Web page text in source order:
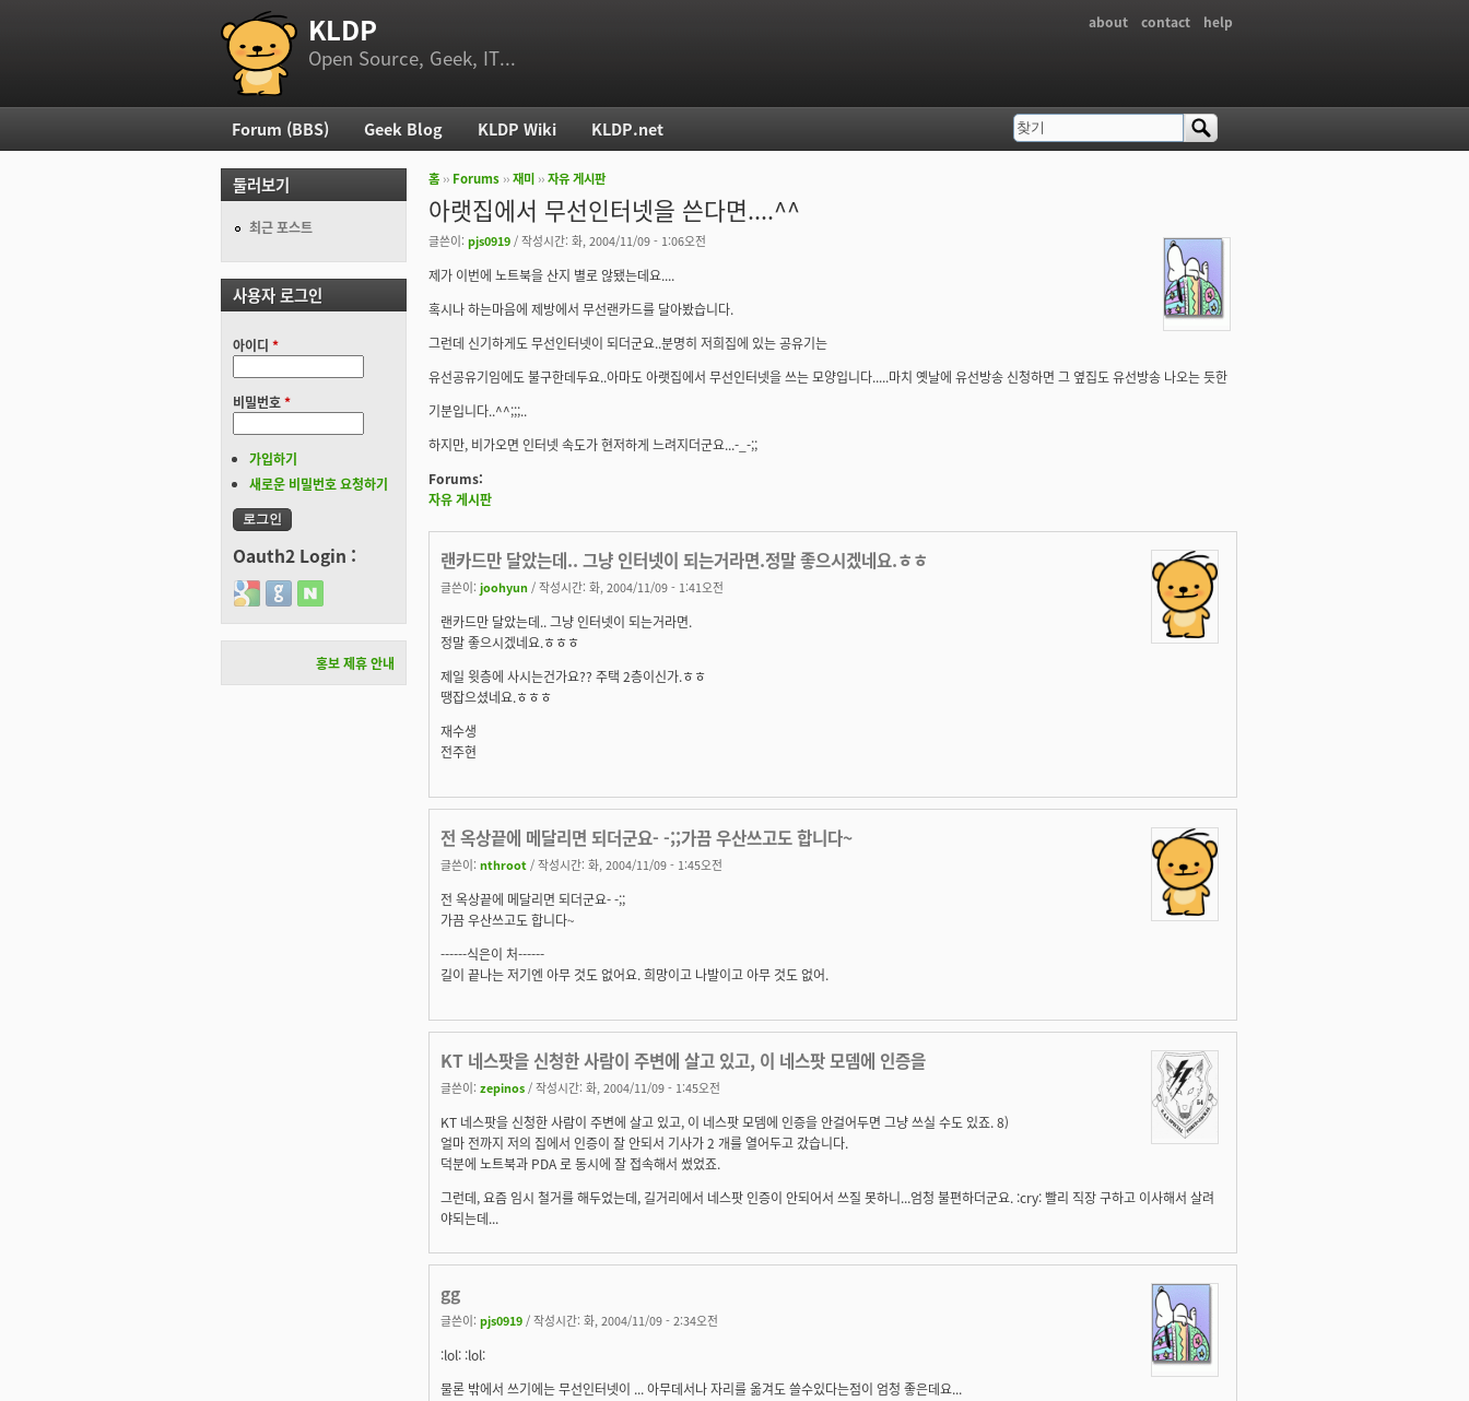
부 메뉴
about contact help
KLDP
Open Source, Geek, IT...
현재 위치
홈 ›› Forums ››재미 ››자유 게시판
아랫집에서 무선인터넷을 쓴다면....^^
글쓴이: pjs0919 / 작성시간: 화, 2004/11/09 - 1:06오전
제가 이번에 노트북을 산지 별로 않됐는데요....
혹시나 하는마음에 제방에서 무선랜카드를 달아봤습니다.
그런데 신기하게도 무선인터넷이 되더군요..분명히 저희집에 있는 공유기는
유선공유기임에도 불구한데두요..아마도 아랫집에서 무선인터넷을 쓰는 모양입니다.....마치 옛날에 유선방송 신청하면 그 옆집도 유선방송 나오는 듯한
기분입니다..^^;;;..
하지만, 비가오면 인터넷 속도가 현저하게 느려지더군요...-_-;;
Forums:
자유 게시판
랜카드만 달았는데.. 그냥 인터넷이 되는거라면.정말 좋으시겠네요.ㅎㅎ
글쓴이: joohyun / 작성시간: 화, 2004/11/09 - 1:41오전
랜카드만 달았는데.. 그냥 인터넷이 되는거라면.
정말 좋으시겠네요.ㅎㅎㅎ
제일 윗층에 사시는건가요?? 주택 2층이신가.ㅎㅎ
땡잡으셨네요.ㅎㅎㅎ
재수생
전주현
전 옥상끝에 메달리면 되더군요- -;;가끔 우산쓰고도 합니다~
글쓴이: nthroot / 작성시간: 화, 2004/11/09 - 1:45오전
전 옥상끝에 메달리면 되더군요- -;;
가끔 우산쓰고도 합니다~
------식은이 처------
길이 끝나는 저기엔 아무 것도 없어요. 희망이고 나발이고 아무 것도 없어.
KT 네스팟을 신청한 사람이 주변에 살고 있고, 이 네스팟 모뎀에 인증을
글쓴이: zepinos / 작성시간: 화, 2004/11/09 - 1:45오전
KT 네스팟을 신청한 사람이 주변에 살고 있고, 이 네스팟 모뎀에 인증을 안걸어두면 그냥 쓰실 수도 있죠. 8)
얼마 전까지 저의 집에서 인증이 잘 안되서 기사가 2 개를 열어두고 갔습니다.
덕분에 노트북과 PDA 로 동시에 잘 접속해서 썼었죠.
그런데, 요즘 임시 철거를 해두었는데, 길거리에서 네스팟 인증이 안되어서 쓰질 못하니...엄청 불편하더군요. :cry: 빨리 직장 구하고 이사해서 살려
야되는데...
gg
글쓴이: pjs0919 / 작성시간: 화, 2004/11/09 - 2:34오전
:lol: :lol:
물론 밖에서 쓰기에는 무선인터넷이 ... 아무데서나 자리를 옮겨도 쓸수있다는점이 엄청 좋은데요...
주 메뉴
Forum (BBS) Geek Blog KLDP Wiki KLDP.net 검색 폼
찾기
둘러보기
최근 포스트
사용자 로그인
아이디 *
비밀번호*
가입하기
새로운 비밀번호 요청하기
Oauth2 Login :
Login with Google
Login with GitHub
Login with Naver
홍보 제휴 안내